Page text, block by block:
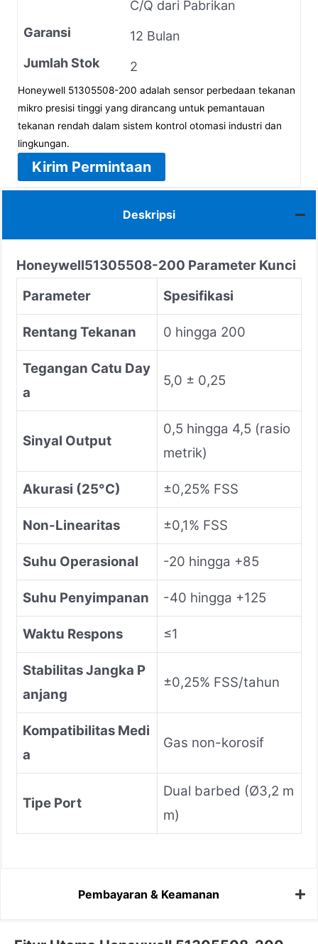
C/Q dari Pabrikan
Garansi
12 Bulan
Jumlah Stok
2
Honeywell 51305508-200 adalah sensor perbedaan tekanan
mikro presisi tinggi yang dirancang untuk pemantauan
tekanan rendah dalam sistem kontrol otomasi industri dan
lingkungan.
Kirim Permintaan
Deskripsi
Honeywell51305508-200 Parameter Kunci
Parameter
Spesifikasi
Rentang Tekanan 0 hingga 200
Tegangan Catu Day
a
5,0 ± 0,25
Sinyal Output
0,5 hingga 4,5 (rasio
metrik)
Akurasi (25°C) ±0,25% FSS
Non-Linearitas ±0,1% FSS
Suhu Operasional -20 hingga +85
Suhu Penyimpanan -40 hingga +125
Waktu Respons ≤1
Stabilitas Jangka P
anjang
±0,25% FSS/tahun
Kompatibilitas Medi
a
Gas non-korosif
Tipe Port
Dual barbed (Ø3,2 m
m)
Pembayaran & Keamanan